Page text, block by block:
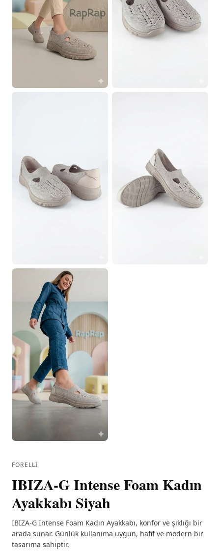
FORELLI
IBIZA-G Intense Foam Kadın
Ayakkabı Siyah
IBIZA-G Intense Foam Kadın Ayakkabı, konfor ve şıklığı bir
arada sunar. Günlük kullanıma uygun, hafif ve modern bir
tasarıma sahiptir.